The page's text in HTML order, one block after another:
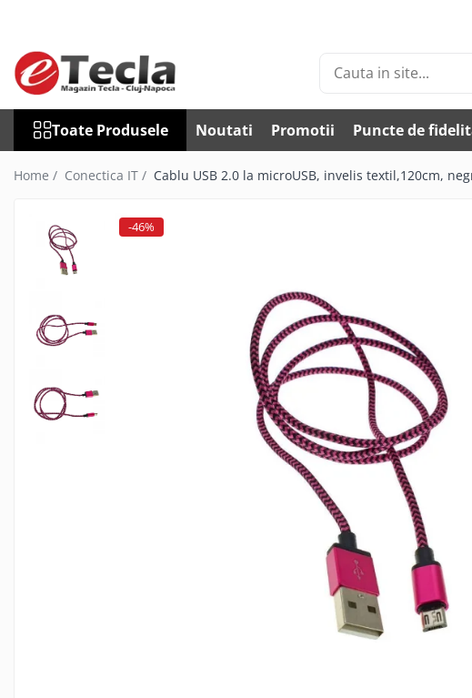
Toate Produsele
Accesorii Diverse
Accesorii auto
Auto accesorii scule
Becuri auto
Car DVR
Car FM
Huse Talon & Permis
Accesorii Foto
Huse foto
Joc pentru degete
Jocuri de masa
Toate Produsele Noutati Promotii Puncte de
Home / Conectica IT / Cablu USB 2.0 la microUSB, invelis textil,120cm,
-46%